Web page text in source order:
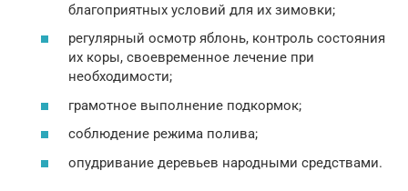
благоприятных условий для их зимовки;
регулярный осмотр яблонь, контроль состояния
их коры, своевременное лечение при
необходимости;
грамотное выполнение подкормок;
соблюдение режима полива;
опудривание деревьев народными средствами.